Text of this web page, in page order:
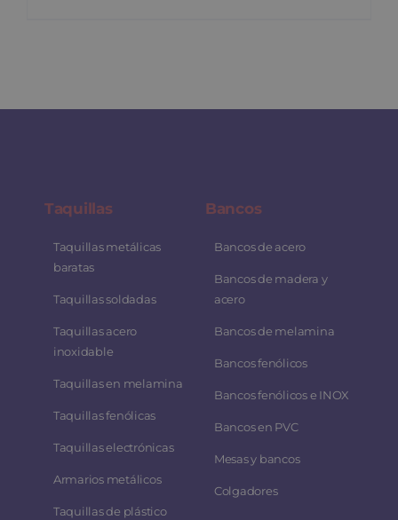
Taquillas
Taquillas metálicas
baratas
Taquillas soldadas
Taquillas acero
inoxidable
Taquillas en melamina
Taquillas fenólicas
Taquillas electrónicas
Armarios metálicos
Taquillas de plástico
Bancos
Bancos de acero
Bancos de madera y
acero
Bancos de melamina
Bancos fenólicos
Bancos fenólicos e INOX
Bancos en PVC
Mesas y bancos
Colgadores